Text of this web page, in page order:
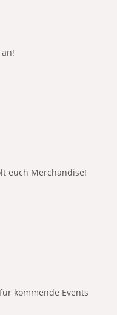
euch Merchandise!
kommende Events